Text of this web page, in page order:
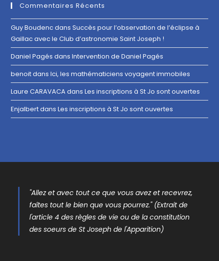
Commentaires Récents
Guy BoudencdansSuccès pour l’observation de l’éclipse à
Gaillac avec le Club d’astronomie Saint Joseph !
Daniel Pagés dansIntervention de Daniel Pagés
benoitdansIci, les mathématiciens voyagent immobiles
Laure CARAVACAdansLes inscriptions à St Jo sont ouvertes
EnjalbertdansLes inscriptions à St Jo sont ouvertes
"Allez et avec tout ce que vous avez et recevrez,
faîtes tout le bien que vous pourrez." (Extrait de
l'article 4 des règles de vie ou de la constitution
des soeurs de St Joseph de l'Apparition)